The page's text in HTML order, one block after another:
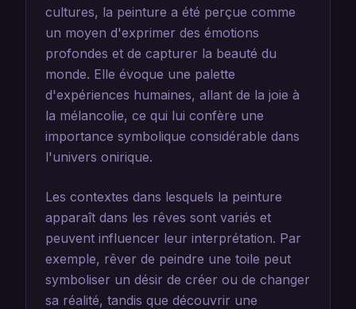
cultures, la peinture a été perçue comme
un moyen d'exprimer des émotions
profondes et de capturer la beauté du
monde. Elle évoque une palette
d'expériences humaines, allant de la joie à
la mélancolie, ce qui lui confère une
importance symbolique considérable dans
l'univers onirique.
Les contextes dans lesquels la peinture
apparaît dans les rêves sont variés et
peuvent influencer leur interprétation. Par
exemple, rêver de peindre une toile peut
symboliser un désir de créer ou de changer
sa réalité, tandis que découvrir une